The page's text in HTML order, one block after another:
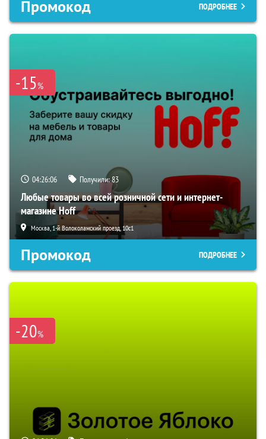
Промокод ПОДРОБНЕЕ
-15%
04:26:05 Получили:83
Любые товары во всей розничной сети и интернет-
магазине Hoff
Москва, 1-й Волоколамский проезд, 10с1
Промокод ПОДРОБНЕЕ
-20%